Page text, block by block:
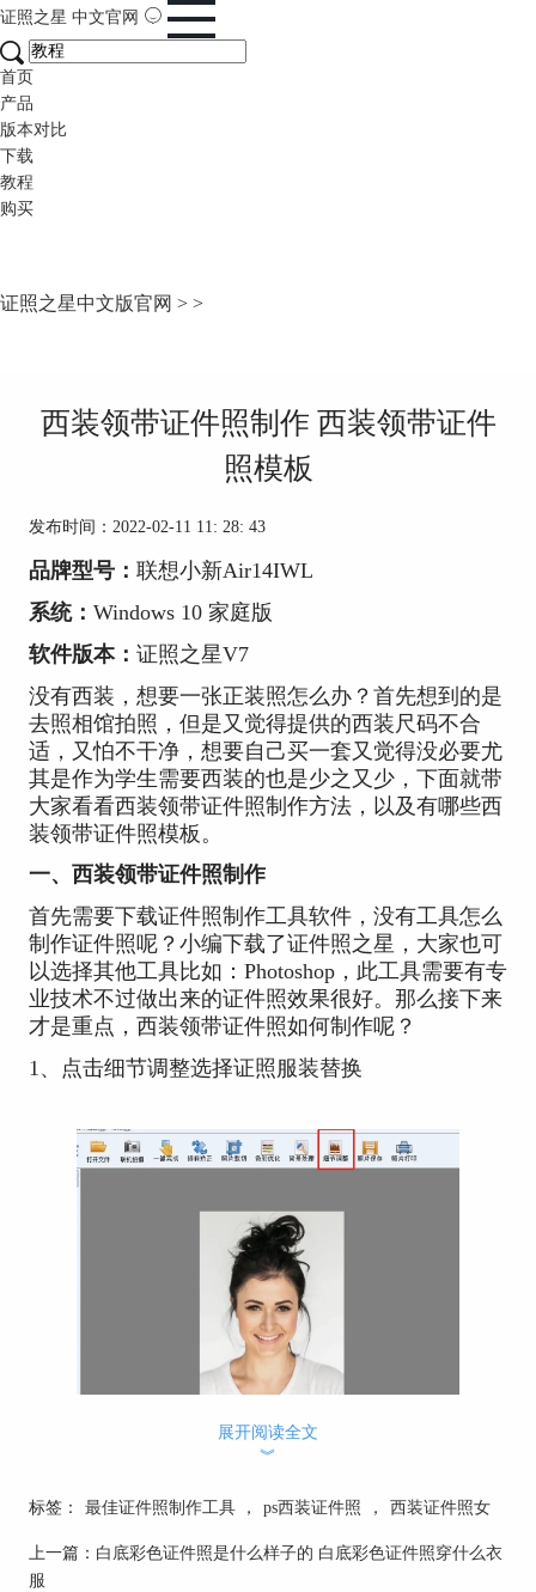
证照之星 中文官网
首页
产品
版本对比
下载
教程
购买
证照之星中文版官网 > >
西装领带证件照制作 西装领带证件
照模板
发布时间：2022-02-11 11: 28: 43
品牌型号： 联想小新Air14IWL
系统： Windows 10 家庭版
软件版本： 证照之星V7
没有西装，想要一张正装照怎么办？首先想到的是
去照相馆拍照，但是又觉得提供的西装尺码不合
适，又怕不干净，想要自己买一套又觉得没必要尤
其是作为学生需要西装的也是少之又少，下面就带
大家看看西装领带证件照制作方法，以及有哪些西
装领带证件照模板。
一、西装领带证件照制作
首先需要下载证件照制作工具软件，没有工具怎么
制作证件照呢？小编下载了证件照之星，大家也可
以选择其他工具比如：Photoshop，此工具需要有专
业技术不过做出来的证件照效果很好。那么接下来
才是重点，西装领带证件照如何制作呢？
1、点击细节调整选择证照服装替换
只需在脖子上画一条横线，即向自被完成衣既替
换。点击微调投钮对服装进行微调，并送择各台适
的服装（为保证衣服衣服替换，请尽量保证颈部的
展开阅读全文
︾
标签： 最佳证件照制作工具 ， ps西装证件照 ， 西装证件照女
上一篇： 白底彩色证件照是什么样子的 白底彩色证件照穿什么衣
服